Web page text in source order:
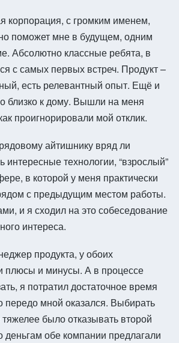
корпорация, с громким именем,
поможет мне в будущем, одним
Абсолютно классные ребята, в
с самых первых встреч. Продукт –
есть релевантный опыт. Ещё и
близко к дому. Вышли на меня
проигнорировали мой отклик.
айтишнику вряд ли
интересные технологии, “взрослый”
в которой у меня практически
с предыдущим местом работы.
и я сходил на это собеседование
интереса.
продукта, у обоих
плюсы и минусы. А в процессе
я потратил достаточное время
передо мной оказался. Выбирать
было отказывать второй
обе компании предлагали